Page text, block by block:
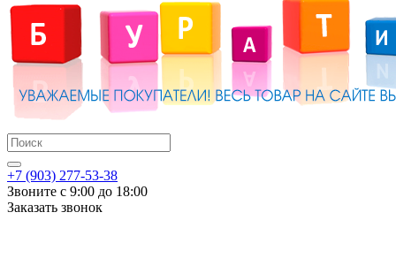
+7 (903) 277-53-38
Звоните с 9:00 до 18:00
Заказать звонок